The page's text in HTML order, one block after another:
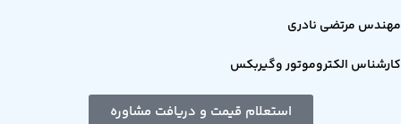
مهندس مرتضی نادری
کارشناس الکتروموتور وگیربکس
استعلام قیمت و دریافت مشاوره